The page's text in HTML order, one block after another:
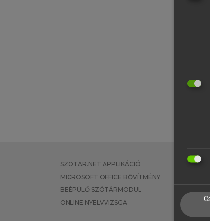
SZOTAR.NET APPLIKÁCIÓ
MICROSOFT OFFICE BŐVÍTMÉNY
BEÉPÜLŐ SZÓTÁRMODUL
ONLINE NYELVVIZSGA
EGYÉNI